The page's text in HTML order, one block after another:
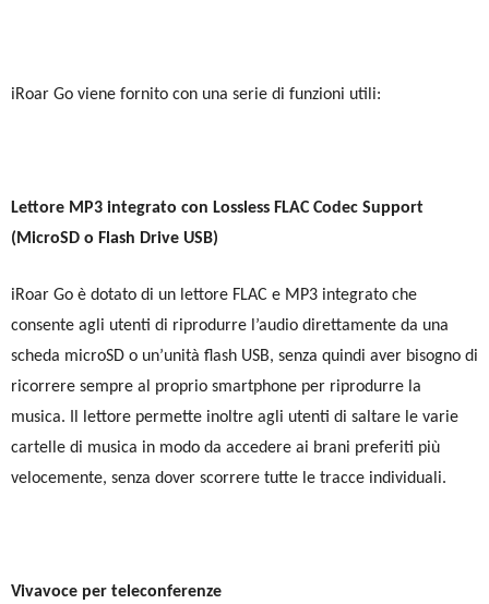
iRoar Go viene fornito con una serie di funzioni utili:
Lettore MP3 integrato con Lossless FLAC Codec Support
(MicroSD o Flash Drive USB)
iRoar Go è dotato di un lettore FLAC e MP3 integrato che
consente agli utenti di riprodurre l’audio direttamente da una
scheda microSD o un’unità flash USB, senza quindi aver bisogno di
ricorrere sempre al proprio smartphone per riprodurre la
musica. Il lettore permette inoltre agli utenti di saltare le varie
cartelle di musica in modo da accedere ai brani preferiti più
velocemente, senza dover scorrere tutte le tracce individuali.
Vivavoce per teleconferenze